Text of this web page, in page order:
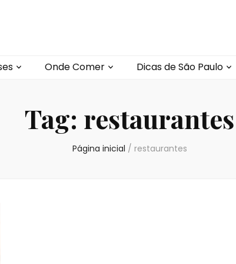
Onde Comer Dicas de São Paulo
Tag: restaurantes
Página inicial / restaurantes